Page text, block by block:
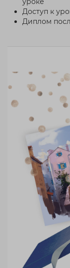
Доступ к
Диплом